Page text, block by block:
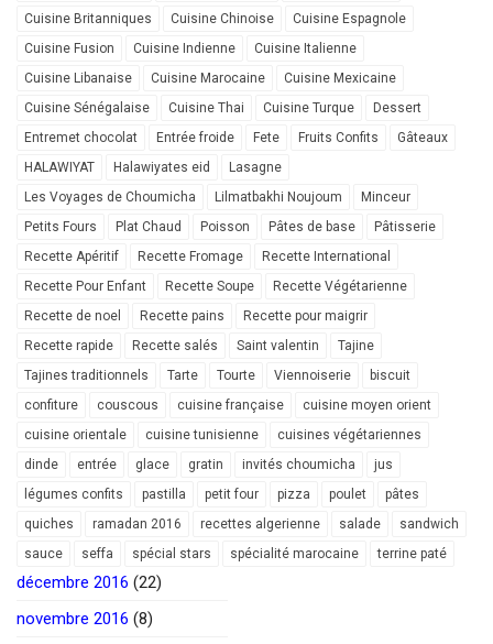
Cuisine Britanniques
Cuisine Chinoise
Cuisine Espagnole
Cuisine Fusion
Cuisine Indienne
Cuisine Italienne
Cuisine Libanaise
Cuisine Marocaine
Cuisine Mexicaine
Cuisine Sénégalaise
Cuisine Thai Cuisine Turque
Dessert
Entremet chocolat
Entrée froide Fete Fruits Confits
Gâteaux
HALAWIYAT
Halawiyates eid
Lasagne
Les Voyages de Choumicha
Lilmatbakhi Noujoum
Minceur
Petits Fours
Plat Chaud Poisson Pâtes de base
Pâtisserie
Recette Apéritif
Recette Fromage
Recette International
Recette Pour Enfant
Recette Soupe
Recette Végétarienne
Recette de noel
Recette pains
Recette pour maigrir
Recette rapide
Recette salés Saint valentin
Tajine
Tajines traditionnels
Tarte Tourte Viennoiserie
biscuit
confiture
couscous cuisine française
cuisine moyen orient
cuisine orientale
cuisine tunisienne
cuisines végétariennes
dinde
entrée glace gratin invités choumicha
jus
légumes confits
pastilla petit four pizza poulet
pâtes
quiches
ramadan 2016 recettes algerienne salade
sandwich
sauce
seffa spécial stars spécialité marocaine terrine paté
décembre 2016 (22)
novembre 2016 (8)